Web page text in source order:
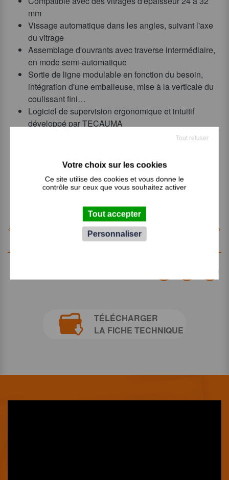
mm
Vissage automatique dans les angles, suivant l'axe
du vitrage
Assemblage d'ouvrants avec traverse intermédiaire,
en mode semi-automatique
Sortie de ligne modulable en fonction du besoin,
intégration d'une emballeuse, mise à la verticale du
coulissant fini…
Logiciel de supervision ergonomique et intuitif
développé par TECAUMA
Hauteur : 620 à 2500mm.
Poids maxi vitrage : 200kg
< Produit précédent Produit suivant >
PartagerPartager
TÉLÉCHARGER
LA FICHE TECHNIQUE
Ce site utilise des cookies et vous donne le
contrôle sur ceux que vous souhaitez activer
Tout accepter
Tout refuser
Personnaliser